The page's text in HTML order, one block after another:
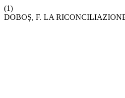
(1)
DOBOȘ, F. LA